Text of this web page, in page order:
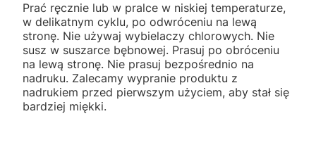
Prać ręcznie lub w pralce w niskiej temperaturze,
w delikatnym cyklu, po odwróceniu na lewą
stronę. Nie używaj wybielaczy chlorowych. Nie
susz w suszarce bębnowej. Prasuj po obróceniu
na lewą stronę. Nie prasuj bezpośrednio na
nadruku. Zalecamy wypranie produktu z
nadrukiem przed pierwszym użyciem, aby stał się
bardziej miękki.